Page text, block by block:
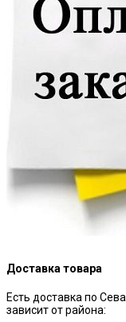
Доставка товара
Есть доставка по
зависит от района: